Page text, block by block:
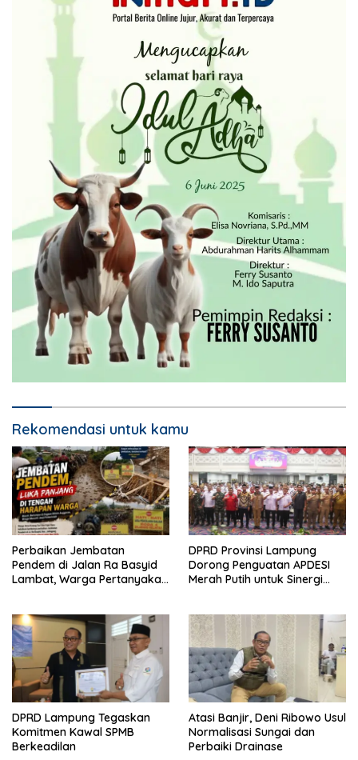
Rekomendasi untuk kamu
Perbaikan Jembatan
Pendem di Jalan Ra Basyid
Lambat, Warga Pertanyakan
DPRD Provinsi Lampung
Dorong Penguatan APDESI
Merah Putih untuk Sinergi
DPRD Lampung Tegaskan
Komitmen Kawal SPMB
Berkeadilan
Atasi Banjir, Deni Ribowo Usul
Normalisasi Sungai dan
Perbaiki Drainase